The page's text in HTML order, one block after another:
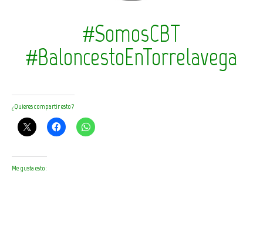
#SomosCBT
#BaloncestoEnTorrelavega
¿Quieres compartir esto?
Me gusta esto: